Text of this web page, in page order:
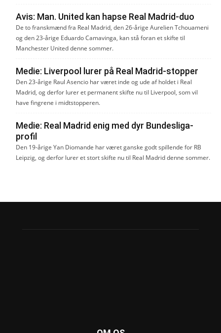
Avis: Man. United kan hapse Real Madrid-duo
De to franskmænd fra Real Madrid, den 26-årige Aurelien Tchouameni
og den 23-årige Eduardo Camavinga, kan stå foran et skifte til
Manchester United denne sommer.
Medie: Liverpool lurer på Real Madrid-stopper
Den 23-årige Raul Asencio har været inde og ude af holdet i Real
Madrid, og derfor lurer et permanent skifte nu til Liverpool, som vil
have fingrene i midtstopperen.
Medie: Real Madrid enig med dyr Bundesliga-
profil
Den 19-årige Yan Diomande har været ganske godt spillende for RB
Leipzig, og derfor lurer et stort skifte nu til Real Madrid denne sommer.